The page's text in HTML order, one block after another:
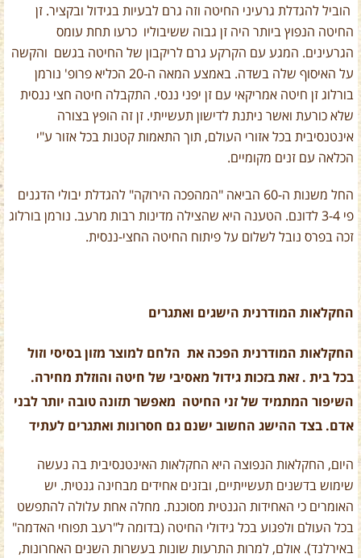
הוביל להגדלת גרעיני החיטה וזה גרם לבעיות בגידול ובקציר. זן
החיטה הנפוץ ביותר היה זן גבוה ששיבוליו כרעו תחת עומס
הגרעינים. המגע עם הקרקע גרם לריקבון של החיטה בגשם והקשה
על האיסוף שלה בשדה. באמצע המאה ה-20 הכליא פרופ' נורמן
בורלוג זן חיטה אמריקאי עם זן יפני ננסי. התקבלה חיטה חצי ננסית
שלא כורעת ואשר ניתנת לדישון תעשייתי. זן זה הופץ בצורה
אינטנסיבית בכל אזורי העולם, תוך התאמות קטנות בכל אזור ע"י
הכלאה עם זנים מקומיים.
החל משנות ה-60 הביאה "המהפכה הירוקה" להגדלת יבולי הדגנים
פי 3-4 לדונם. הטענה היא שהצילה מדינות רבות מרעב. נורמן בורלוג
זכה בפרס נובל לשלום על פיתוח החיטה החצי-ננסית.
החקלאות המודרנית הישגים ואתגרים
החקלאות המודרנית הפכה את הלחם למוצר מזון בסיסי וזול
בכל בית . זאת בזכות גידול מאסיבי של חיטה והוזלת מחירה.
השיפור המתמיד של זני החיטה מאפשר תזונה טובה יותר לבני
אדם. בצד ההישג החשוב ישנם גם חסרונות ואתגרים לעתיד
היום, החקלאות הנפוצה היא החקלאות האינטנסיבית בה נעשה
שימוש בדשנים תעשייתיים, ובזנים אחידים מבחינה גנטית. יש
האומרים כי האחידות הגנטית מסוכנת. מחלה אחת עלולה להתפשט
בכל העולם ולפגוע בכל גידולי החיטה (בדומה ל"רעב תפוחי האדמה"
באירלנד). אולם, למרות התרעות שונות בעשרות השנים האחרונות,